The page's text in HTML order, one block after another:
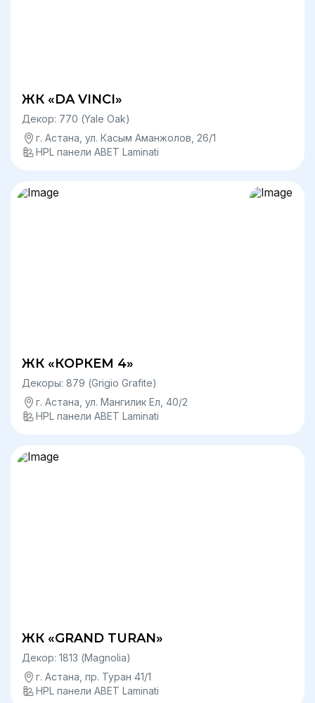
ЖК «DA VINCI»
Декор: 770 (Yale Oak)
г. Астана, ул. Касым Аманжолов, 26/1
HPL панели ABET Laminati
ЖК «КОРКЕМ 4»
Декоры: 879 (Grigio Grafite)
г. Астана, ул. Мангилик Ел, 40/2
HPL панели ABET Laminati
ЖК «GRAND TURAN»
Декор: 1813 (Magnolia)
г. Астана, пр. Туран 41/1
HPL панели ABET Laminati